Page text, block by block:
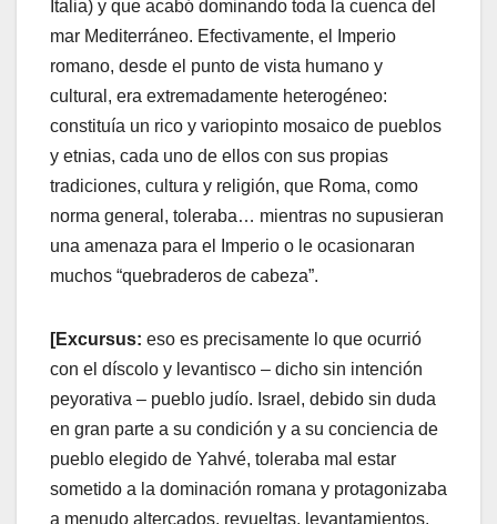
Italia) y que acabó dominando toda la cuenca del
mar Mediterráneo. Efectivamente, el Imperio
romano, desde el punto de vista humano y
cultural, era extremadamente heterogéneo:
constituía un rico y variopinto mosaico de pueblos
y etnias, cada uno de ellos con sus propias
tradiciones, cultura y religión, que Roma, como
norma general, toleraba… mientras no supusieran
una amenaza para el Imperio o le ocasionaran
muchos “quebraderos de cabeza”.
[Excursus: eso es precisamente lo que ocurrió
con el díscolo y levantisco – dicho sin intención
peyorativa – pueblo judío. Israel, debido sin duda
en gran parte a su condición y a su conciencia de
pueblo elegido de Yahvé, toleraba mal estar
sometido a la dominación romana y protagonizaba
a menudo altercados, revueltas, levantamientos.